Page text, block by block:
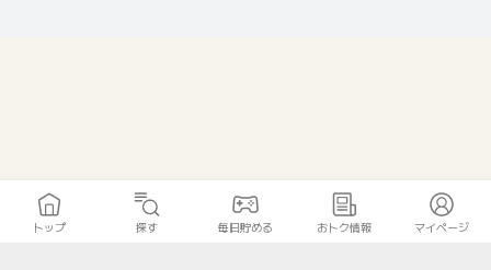
トップ 探す 毎日貯める おトク情報 マイページ